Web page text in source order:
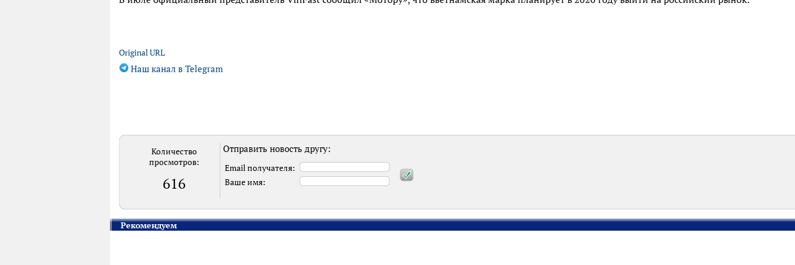
Original URL
Наш канал в Telegram
Количество
просмотров:
616
Отправить новость другу:
Email получателя:
Ваше имя:
Рекомендуем